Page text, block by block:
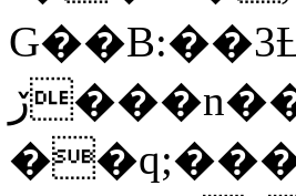
ڒ���n����%J^�}